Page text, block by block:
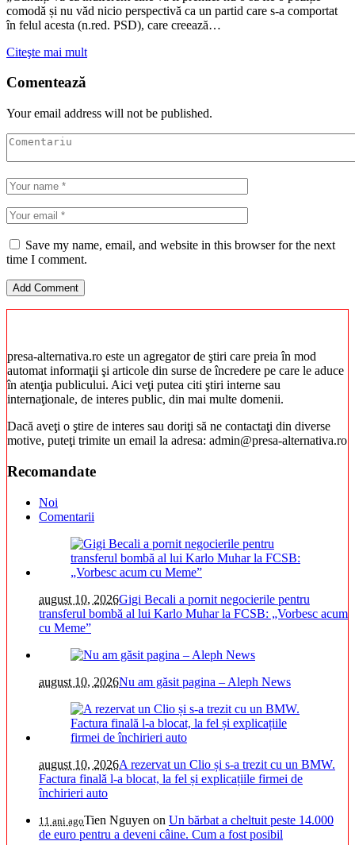
comodă și nu văd nicio perspectivă ca un partid care s-a comportat
în felul acesta (n.red. PSD), care creează…
Citeşte mai mult
Comentează
Your email address will not be published.
Save my name, email, and website in this browser for the next
time I comment.
presa-alternativa.ro este un agregator de ştiri care preia în mod
automat informaţii şi articole din surse de încredere pe care le aduce
în atenţia publicului. Aici veţi putea citi ştiri interne sau
internaţionale, de interes public, din mai multe domenii.
Dacă aveţi o ştire de interes sau doriţi să ne contactaţi din diverse
motive, puteţi trimite un email la adresa: admin@presa-alternativa.ro
Recomandate
Noi
Comentarii
august 10, 2026Gigi Becali a pornit negocierile pentru
transferul bombă al lui Karlo Muhar la FCSB: „Vorbesc acum
cu Meme”
august 10, 2026Nu am găsit pagina – Aleph News
august 10, 2026A rezervat un Clio și s-a trezit cu un BMW.
Factura finală l-a blocat, la fel și explicațiile firmei de
închirieri auto
11 ani agoTien Nguyen on Un bărbat a cheltuit peste 14.000
de euro pentru a deveni câine. Cum a fost posibil